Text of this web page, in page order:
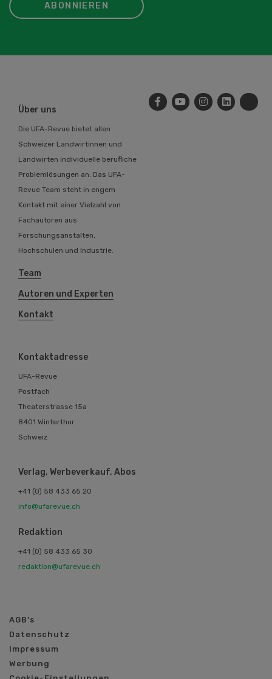
ABONNIEREN
Über uns
Die UFA-Revue bietet allen
Schweizer Landwirtinnen und
Landwirten individuelle berufliche
Problemlösungen an. Das UFA-
Revue Team steht in engem
Kontakt mit einer Vielzahl von
Fachautoren aus
Forschungsanstalten,
Hochschulen und Industrie.
Team
Autoren und Experten
Kontakt
Kontaktadresse
UFA-Revue
Postfach
Theaterstrasse 15a
8401 Winterthur
Schweiz
Verlag, Werbeverkauf, Abos
+41 (0) 58 433 65 20
info@ufarevue.ch
Redaktion
+41 (0) 58 433 65 30
redaktion@ufarevue.ch
AGB's
Datenschutz
Impressum
Werbung